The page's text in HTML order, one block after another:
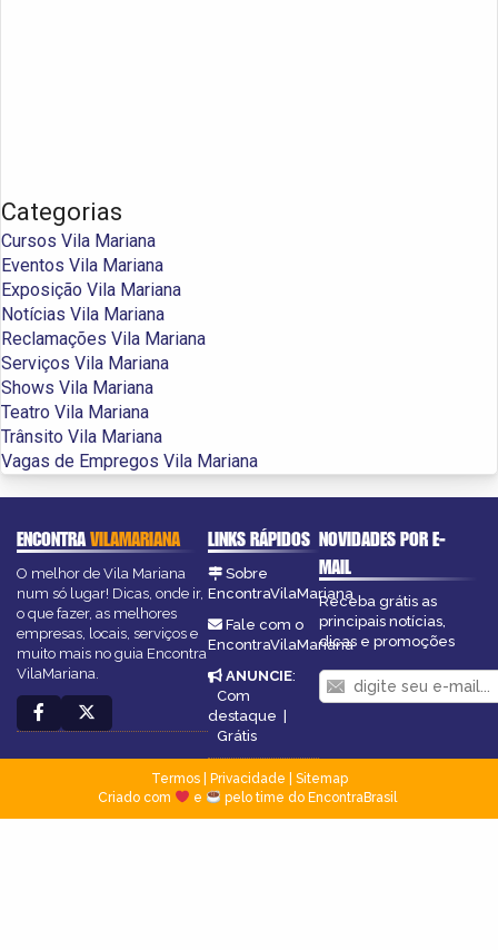
Categorias
Cursos Vila Mariana
Eventos Vila Mariana
Exposição Vila Mariana
Notícias Vila Mariana
Reclamações Vila Mariana
Serviços Vila Mariana
Shows Vila Mariana
Teatro Vila Mariana
Trânsito Vila Mariana
Vagas de Empregos Vila Mariana
ENCONTRAVILAMARIANA
O melhor de Vila Mariana
num só lugar! Dicas, onde ir,
o que fazer, as melhores
empresas, locais, serviços e
muito mais no guia Encontra
VilaMariana.
LINKS RÁPIDOS
Sobre
EncontraVilaMariana
Fale com o
EncontraVilaMariana
ANUNCIE:
Com
destaque |
Grátis
NOVIDADES POR E-
MAIL
Receba grátis as
principais notícias,
dicas e promoções
Termos| Privacidade
Sitemap
Criado com
e pelo time do EncontraBrasil